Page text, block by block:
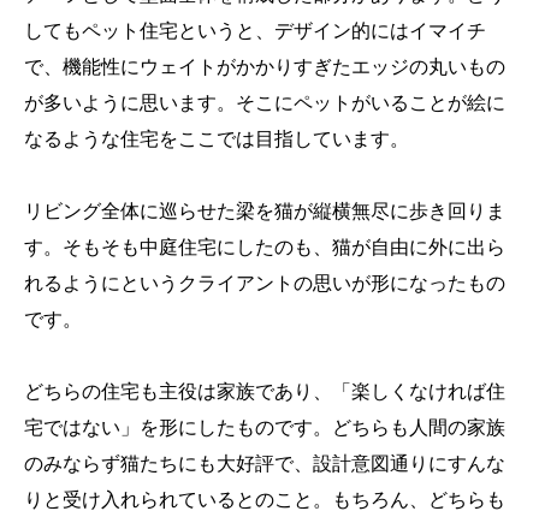
してもペット住宅というと、デザイン的にはイマイチ
で、機能性にウェイトがかかりすぎたエッジの丸いもの
が多いように思います。そこにペットがいることが絵に
なるような住宅をここでは目指しています。
リビング全体に巡らせた梁を猫が縦横無尽に歩き回りま
す。そもそも中庭住宅にしたのも、猫が自由に外に出ら
れるようにというクライアントの思いが形になったもの
です。
どちらの住宅も主役は家族であり、「楽しくなければ住
宅ではない」を形にしたものです。どちらも人間の家族
のみならず猫たちにも大好評で、設計意図通りにすんな
りと受け入れられているとのこと。もちろん、どちらも